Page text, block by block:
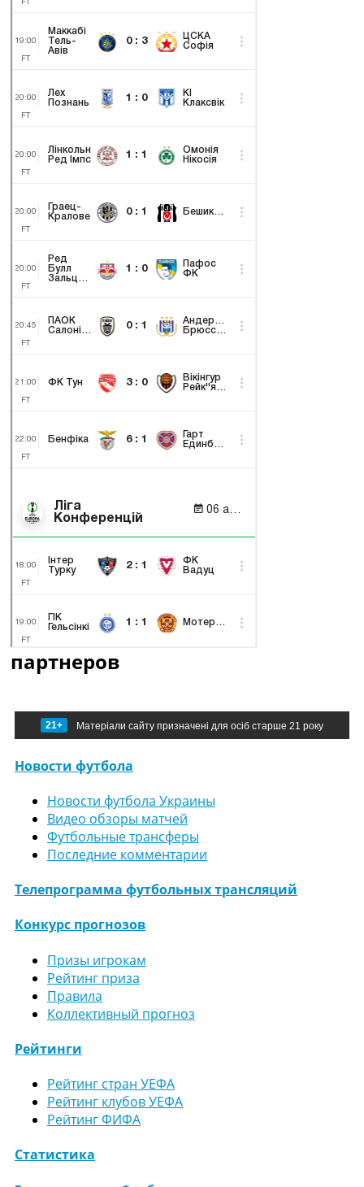
партнеров
21+ Матеріали сайту призначені для осіб старше 21 року
Новости футбола
Новости футбола Украины
Видео обзоры матчей
Футбольные трансферы
Последние комментарии
Телепрограмма футбольных трансляций
Конкурс прогнозов
Призы игрокам
Рейтинг приза
Правила
Коллективный прогноз
Рейтинги
Рейтинг стран УЕФА
Рейтинг клубов УЕФА
Рейтинг ФИФА
Статистика